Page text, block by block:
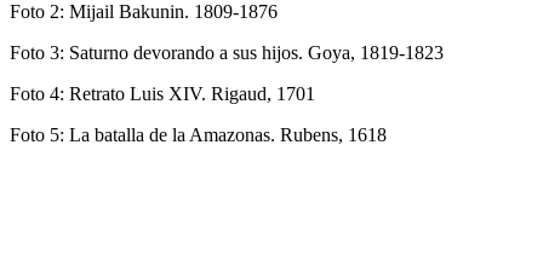
Foto 2: Mijail Bakunin. 1809-1876
Foto 3: Saturno devorando a sus hijos. Goya, 1819-1823
Foto 4: Retrato Luis XIV. Rigaud, 1701
Foto 5: La batalla de la Amazonas. Rubens, 1618